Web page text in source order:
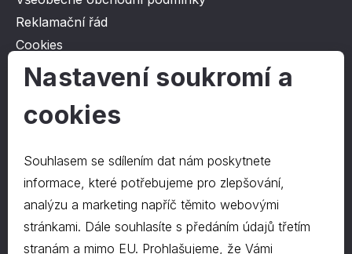
Reklamační řád
Cookies
Ochrana osobních údajů
O společnosti
Kontakt
O nás
Kontakty
Nastavení soukromí a
cookies
Souhlasem se sdílením dat nám poskytnete
informace, které potřebujeme pro zlepšování,
analýzu a marketing napříč těmito webovými
stránkami. Dále souhlasíte s předáním údajů třetím
stranám a mimo EU. Prohlašujeme, že Vámi